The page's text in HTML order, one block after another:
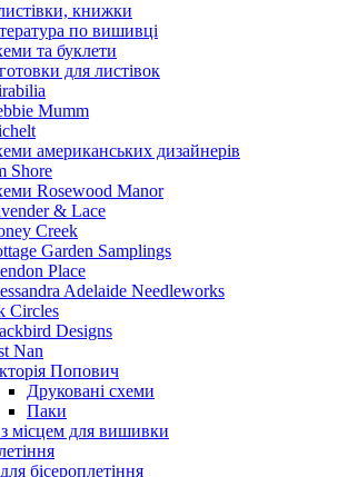
книжки
по вишивці
та буклети
для листівок
Mumm
американських дизайнерів
Shore
Rosewood Manor
& Lace
Creek
Garden Samplings
Place
Adelaide Needleworks
Circles
Designs
Nan
Попович
Друковані схеми
Паки
місцем для вишивки
бісероплетіння